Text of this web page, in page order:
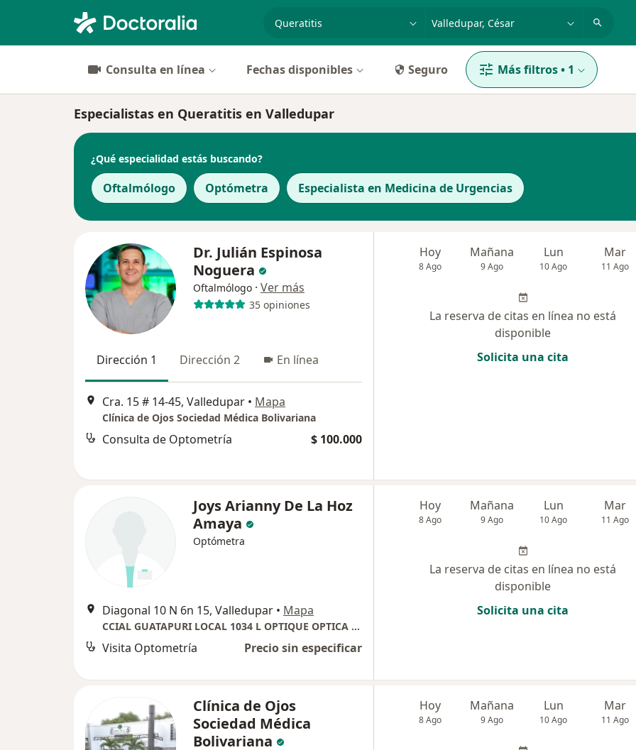
Consulta en línea Fechas disponibles Seguro Más filtros• 1
Especialistas en Queratitis en Valledupar
¿Qué especialidad estás buscando?
Oftalmólogo Optómetra Especialista en Medicina de Urgencias
Dr. Julián Espinosa
Noguera
Oftalmólogo · Ver más
35 opiniones
Dirección 1 Dirección 2 En línea
Cra. 15 # 14-45, Valledupar • Mapa
Clínica de Ojos Sociedad Médica Bolivariana
Consulta de Optometría $ 100.000
Hoy
8 Ago
Mañana
9 Ago
Lun
10 Ago
Mar
11 Ago
La reserva de citas en línea no está
disponible
Solicita una cita
Joys Arianny De La Hoz
Amaya
Optómetra
Diagonal 10 N 6n 15, Valledupar • Mapa
CCIAL GUATAPURI LOCAL 1034 L OPTIQUE OPTICA BOUTIQUE
Visita Optometría Precio sin especificar
Hoy
8 Ago
Mañana
9 Ago
Lun
10 Ago
Mar
11 Ago
La reserva de citas en línea no está
disponible
Solicita una cita
Clínica de Ojos
Sociedad Médica
Bolivariana
Hoy
8 Ago
Mañana
9 Ago
Lun
10 Ago
Mar
11 Ago